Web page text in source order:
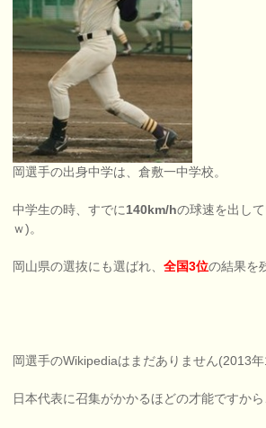
岡選手の出身中学は、倉敷一中学校。
中学生の時、すでに140km/hの球速を出し
ｗ)。
岡山県の選抜にも選ばれ、全国3位の結果を
岡選手のWikipediaはまだありません(2013年
日本代表に召集がかかるほどの才能ですから